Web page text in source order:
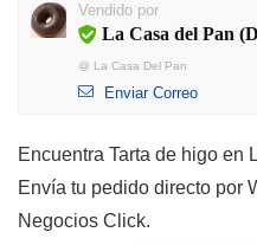
Vendido por
La Casa del Pan
@ La Casa Del Pan
Enviar Correo
Encuentra Tarta de higo en
Envía tu pedido directo por
Negocios Click.